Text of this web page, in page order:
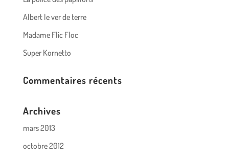
Albert le ver de terre
Madame Flic Floc
Super Kornetto
Commentaires récents
Archives
mars 2013
octobre 2012